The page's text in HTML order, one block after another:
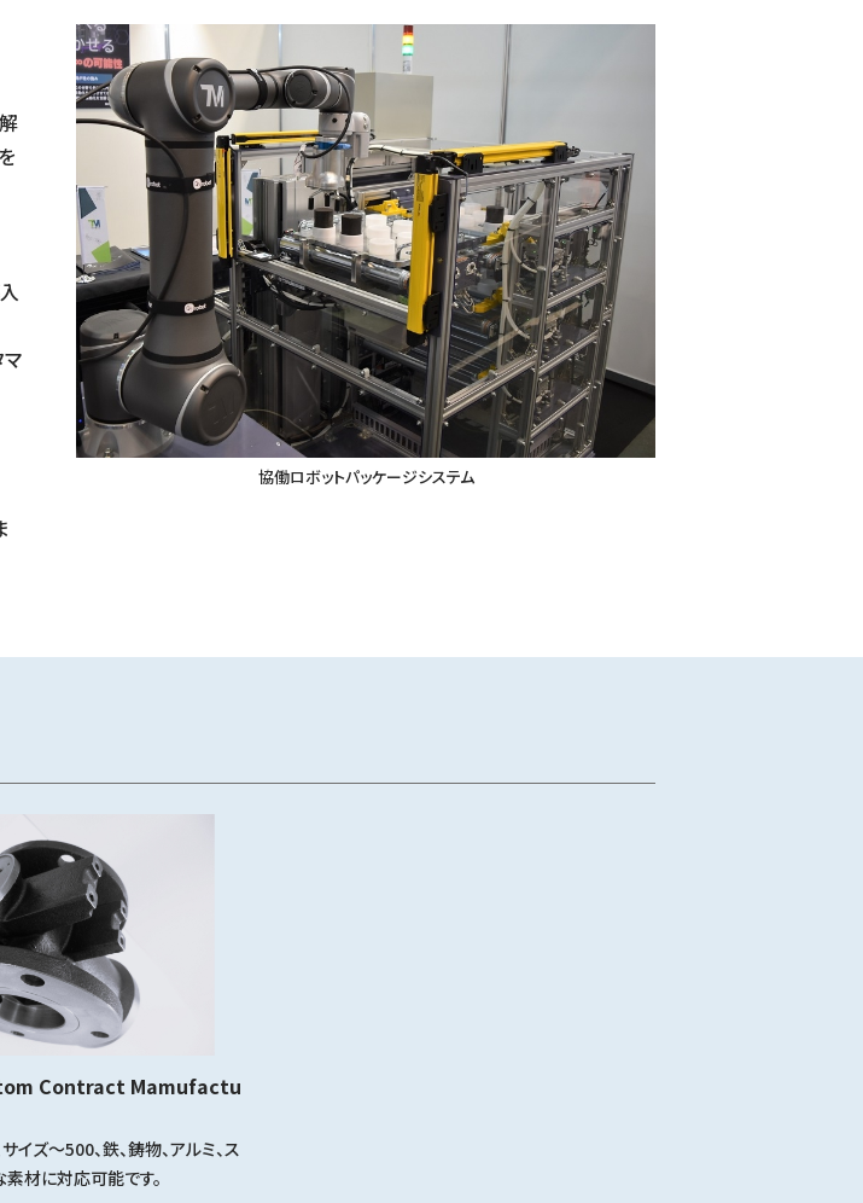
協働ロボットパッケージシステム
Contract Mamufactu
イズ～500、鉄、鋳物、アルミ、ス
材に対応可能です。